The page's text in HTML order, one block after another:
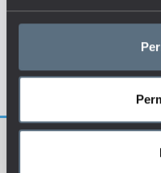
Para uma